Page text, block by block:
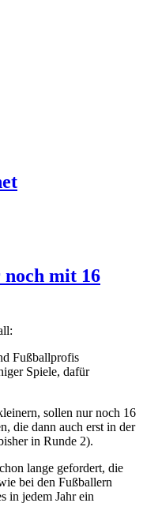
mit 16
Fußballprofis
Spiele, dafür
sollen nur noch 16
die dann auch erst in der
in Runde 2).
lange gefordert, die
bei den Fußballern
in jedem Jahr ein